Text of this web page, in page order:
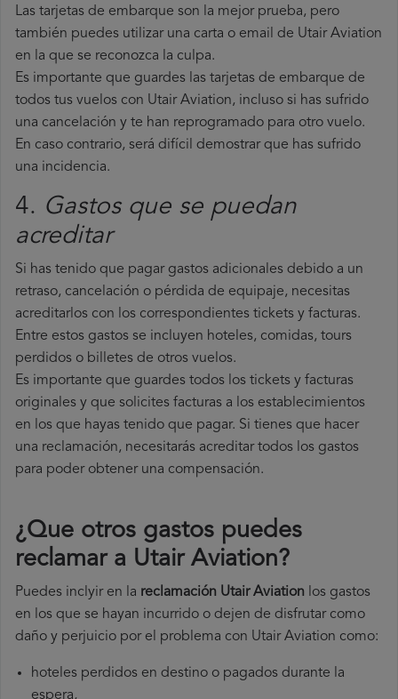
Las tarjetas de embarque son la mejor prueba, pero
también puedes utilizar una carta o email de Utair Aviation
en la que se reconozca la culpa.
Es importante que guardes las tarjetas de embarque de
todos tus vuelos con Utair Aviation, incluso si has sufrido
una cancelación y te han reprogramado para otro vuelo.
En caso contrario, será difícil demostrar que has sufrido
una incidencia.
4. Gastos que se puedan
acreditar
Si has tenido que pagar gastos adicionales debido a un
retraso, cancelación o pérdida de equipaje, necesitas
acreditarlos con los correspondientes tickets y facturas.
Entre estos gastos se incluyen hoteles, comidas, tours
perdidos o billetes de otros vuelos.
Es importante que guardes todos los tickets y facturas
originales y que solicites facturas a los establecimientos
en los que hayas tenido que pagar. Si tienes que hacer
una reclamación, necesitarás acreditar todos los gastos
para poder obtener una compensación.
¿Que otros gastos puedes
reclamar a Utair Aviation​?
Puedes inclyir en la reclamación Utair Aviation los gastos
en los que se hayan incurrido o dejen de disfrutar como
daño y perjuicio por el problema con Utair Aviation como:
hoteles perdidos en destino o pagados durante la
espera,